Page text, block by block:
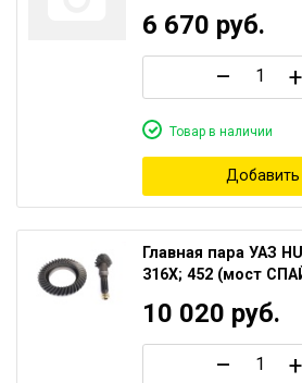
Товар в наличии
6 670 руб.
–
+
Добавить
Главная пара УАЗ
316Х; 452 (мост
10 020 руб.
–
+